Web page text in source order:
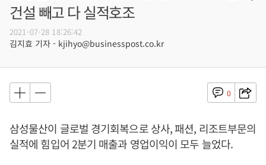
건설 빼고 다 실적호조
2021-07-28 18:26:42
김지효 기자 - kjihyo@businesspost.co.kr
0
삼성물산이 글로벌 경기회복으로 상사, 패션, 리조트부문의
실적에 힘입어 2분기 매출과 영업이익이 모두 늘었다.